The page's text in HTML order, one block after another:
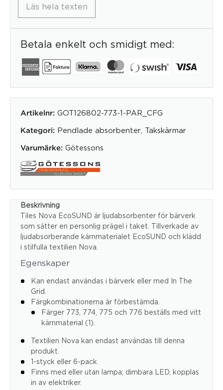
Läs hela texten
Betala enkelt och smidigt med:
Artikelnr: GOT126802-773-1-PAR_CFG
Kategori: Pendlade absorbenter Takskärmar
Varumärke: Götessons
Beskrivning
Tiles Nova EcoSUND är ljudabsorbenter för bärverk
som sätter en personlig prägel i taket. Tillverkade av
ljudabsorberande kärnmaterialet EcoSUND och klädd
i stilfulla textilien Nova.
Egenskaper
Kan endast användas i bärverk eller med In The
Grid.
Färgkombinationerna är förbestämda.
Färger 773, 774, 775 och 776 beställs med vitt
kärnmaterial (1).
Textilien Nova kan endast användas till denna
produkt.
1-styck eller 6-pack.
Finns med eller utan lampa; dimbara LED, kopplas
in av elektriker.